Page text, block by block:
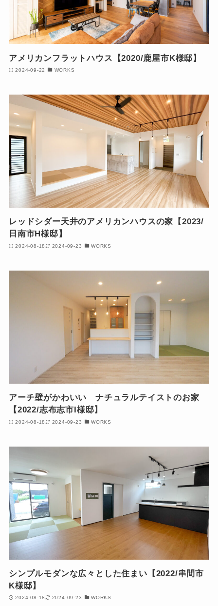
アメリカンフラットハウス【2020/鹿屋市K様邸】
2024-09-22 WORKS
レッドシダー天井のアメリカンハウスの家【2023/
日南市H様邸】
2024-08-18 2024-09-23 WORKS
アーチ壁がかわいい ナチュラルテイストのお家
【2022/志布志市I様邸】
2024-08-18 2024-09-23 WORKS
シンプルモダンな広々とした住まい【2022/串間市
K様邸】
2024-08-18 2024-09-23 WORKS